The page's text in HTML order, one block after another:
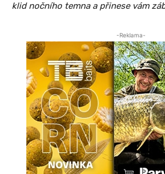
klid nočního temna a přinese vám
-Reklama-